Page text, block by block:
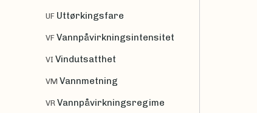
UF Uttørkingsfare
VF Vannpåvirkningsintensitet
VI Vindutsatthet
VM Vannmetning
VR Vannpåvirkningsregime